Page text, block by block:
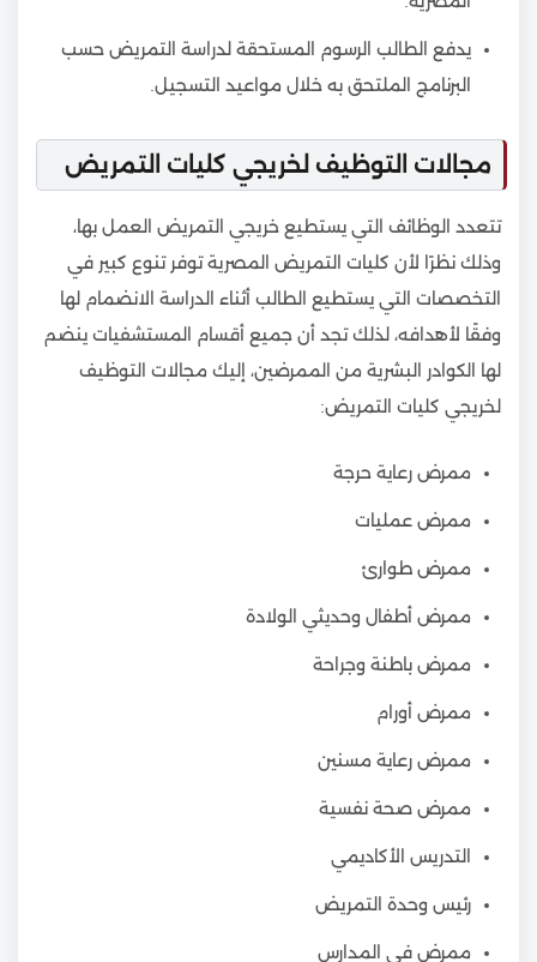
يدفع الطالب الرسوم المستحقة لدراسة التمريض حسب
البرنامج الملتحق به خلال مواعيد التسجيل.
مجالات التوظيف لخريجي كليات التمريض
تتعدد الوظائف التي يستطيع خريجي التمريض العمل بها،
وذلك نظرًا لأن كليات التمريض المصرية توفر تنوع كبير في
التخصصات التي يستطيع الطالب أثناء الدراسة الانضمام لها
وفقًا لأهدافه، لذلك تجد أن جميع أقسام المستشفيات ينضم
لها الكوادر البشرية من الممرضين، إليك مجالات التوظيف
لخريجي كليات التمريض:
ممرض رعاية حرجة
ممرض عمليات
ممرض طوارئ
ممرض أطفال وحديثي الولادة
ممرض باطنة وجراحة
ممرض أورام
ممرض رعاية مسنين
ممرض صحة نفسية
التدريس الأكاديمي
رئيس وحدة التمريض
ممرض في المدارس